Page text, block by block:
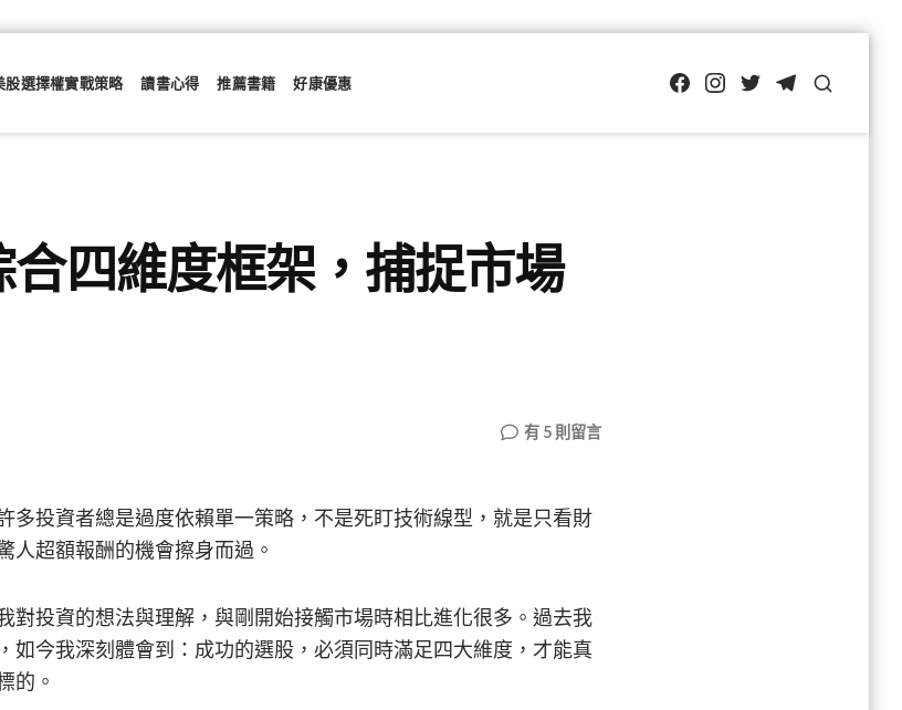
股選擇權實戰策略 讀書心得 推薦書籍 好康優惠 FB IG Twitter
TG
四維度框架，捕捉市場
在
思
考：
四
度
有 5 則留言
多投資者總是過度依賴單一策略，不是死盯技術線型，就是只看財
人超額報酬的機會擦身而過。
對投資的想法與理解，與剛開始接觸市場時相比進化很多。過去我
如今我深刻體會到：成功的選股，必須同時滿足四大維度，才能真
的。